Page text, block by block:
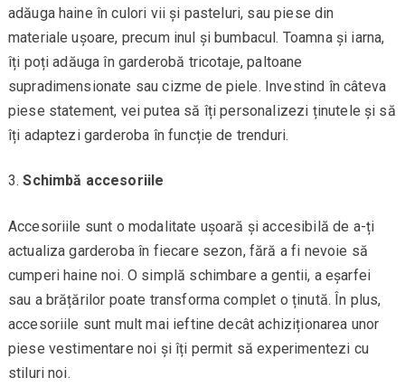
adăuga haine în culori vii și pasteluri, sau piese din
materiale ușoare, precum inul și bumbacul. Toamna și iarna,
îți poți adăuga în garderobă tricotaje, paltoane
supradimensionate sau cizme de piele. Investind în câteva
piese statement, vei putea să îți personalizezi ținutele și să
îți adaptezi garderoba în funcție de trenduri.
Schimbă accesoriile
Accesoriile sunt o modalitate ușoară și accesibilă de a-ți
actualiza garderoba în fiecare sezon, fără a fi nevoie să
cumperi haine noi. O simplă schimbare a gentii, a eșarfei
sau a brățărilor poate transforma complet o ținută. În plus,
accesoriile sunt mult mai ieftine decât achiziționarea unor
piese vestimentare noi și îți permit să experimentezi cu
stiluri noi.